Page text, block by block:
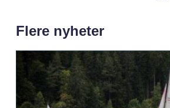
Flere nyheter